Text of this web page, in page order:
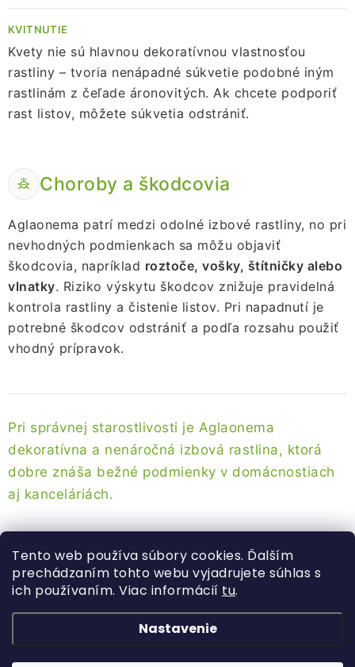
Tento web používa súbory cookies. Ďalším
prechádzaním tohto webu vyjadrujete súhlas s
ich používaním. Viac informácií tu.
Nastavenie
KVITNUTIE
Kvety nie sú hlavnou dekoratívnou vlastnosťou
rastliny – tvoria nenápadné súkvetie podobné iným
rastlinám z čeľade áronovitých. Ak chcete podporiť
rast listov, môžete súkvetia odstrániť.
Choroby a škodcovia
Aglaonema patrí medzi odolné izbové rastliny, no pri
nevhodných podmienkach sa môžu objaviť
škodcovia, napríklad roztoče, vošky, štítničky alebo
vlnatky. Riziko výskytu škodcov znižuje pravidelná
kontrola rastliny a čistenie listov. Pri napadnutí je
potrebné škodcov odstrániť a podľa rozsahu použiť
vhodný prípravok.
Pri správnej starostlivosti je Aglaonema
dekoratívna a nenáročná izbová rastlina, ktorá
dobre znáša bežné podmienky v domácnostiach
aj kanceláriách.
á
p